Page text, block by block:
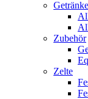
Getränke
Zubehör
Zelte